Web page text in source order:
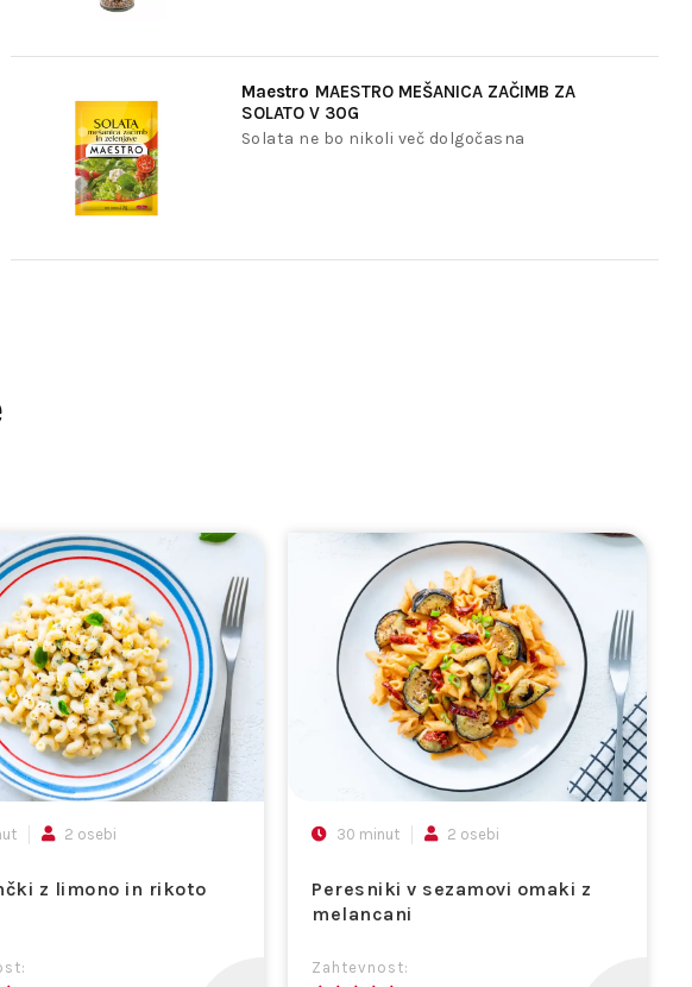
Maestro MAESTRO MEŠANICA ZAČIMB ZA
SOLATO V 30G
Solata ne bo nikoli več dolgočasna
z limono in rikoto
2 osebi
Peresniki v sezamovi omaki z
melancani
Zahtevnost:
30 minut 2 osebi